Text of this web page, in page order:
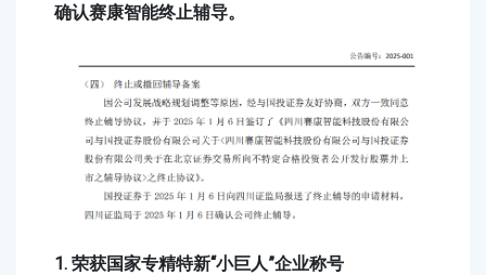
确认赛康智能终止辅导。
1. 荣获国家专精特新“小巨人”企业称号